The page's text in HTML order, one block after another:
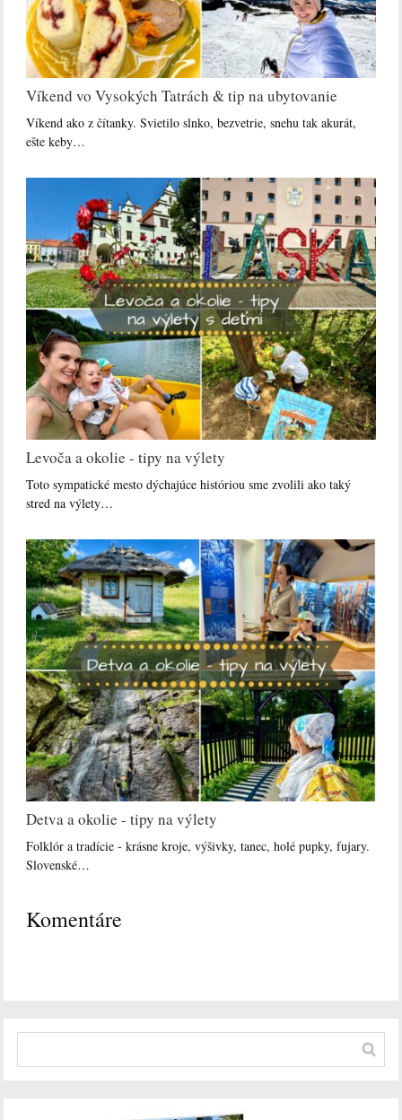
Víkend vo Vysokých Tatrách & tip na ubytovanie
Víkend ako z čítanky. Svietilo slnko, bezvetrie, snehu tak akurát,
ešte keby…
Levoča a okolie - tipy na výlety
Toto sympatické mesto dýchajúce históriou sme zvolili ako taký
stred na výlety…
Detva a okolie - tipy na výlety
Folklór a tradície - krásne kroje, výšivky, tanec, holé pupky, fujary.
Slovenské…
Komentáre